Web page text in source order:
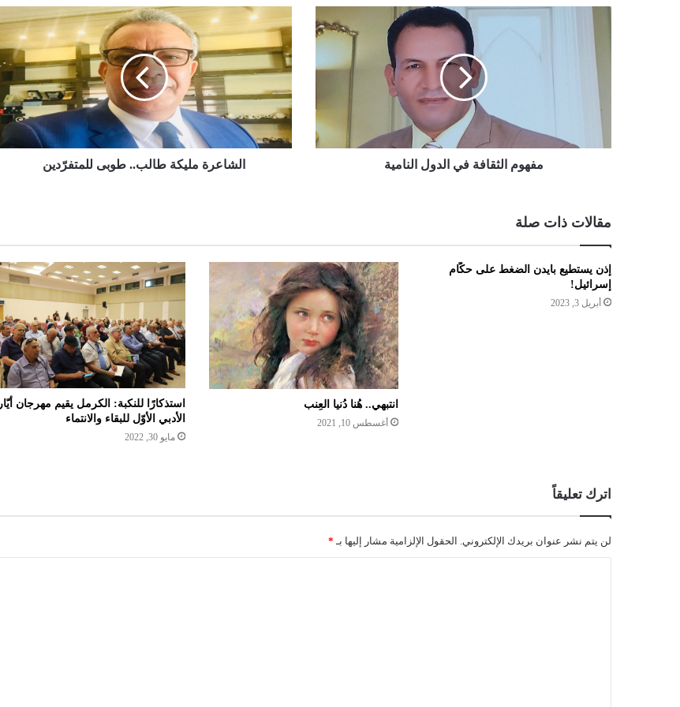
مفهوم الثقافة في الدول النامية الشاعرة مليكة طالب.. طوبى للمتفرّدين
مقالات ذات صلة
إذن يستطيع بايدن الضغط على حكّام
إسرائيل!
أبريل 3, 2023
انتبهي.. هُنا دُنيا العِنب
أغسطس 10, 2021
استذكارًا للنكبة: الكرمل يقيم مهرجان أيّار
الأدبي الأوّل للبقاء والانتماء
مايو 30, 2022
اترك تعليقاً
لن يتم نشر عنوان بريدك الإلكتروني. الحقول الإلزامية مشار إليها بـ *